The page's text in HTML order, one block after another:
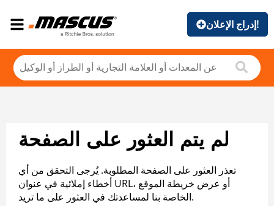
إدراج الإعلان!
لم يتم العثور على الصفحة
تعذر العثور على الصفحة المطلوبة. يُرجى التحقق من أي
أخطاء إملائية في عنوان URL، أو عرض خريطة الموقع
الخاصة بنا لمساعدتك في العثور على ما تريد.